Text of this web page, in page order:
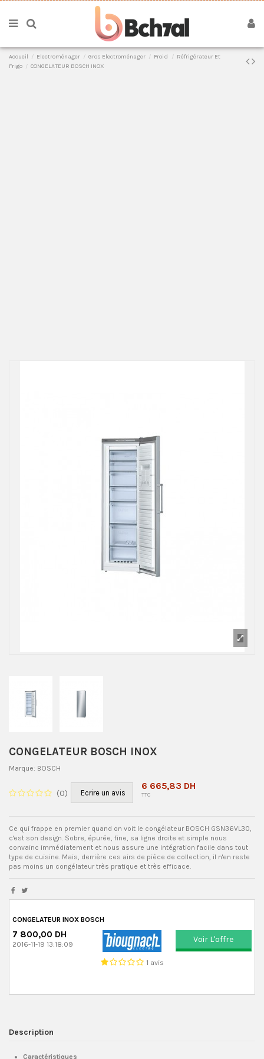
Accueil Electroménager Gros Electroménager Froid
Réfrigérateur Et
Frigo
CONGELATEUR BOSCH INOX
CONGELATEUR BOSCH INOX
Marque: BOSCH
(0) Ecrire un avis
6 665,83 DH
TTC
Ce qui frappe en premier quand on voit le congélateur BOSCH GSN36VL30,
c'est son design. Sobre, épurée, fine, sa ligne droite et simple nous
convainc immédiatement et nous assure une intégration facile dans tout
type de cuisine. Mais, derrière ces airs de pièce de collection, il n'en reste
pas moins un congélateur très pratique et très efficace.
CONGELATEUR INOX BOSCH
7 800,00 DH
2016-11-19 13:18:09
1 avis
Voir L'offre
Description
Caractéristiques